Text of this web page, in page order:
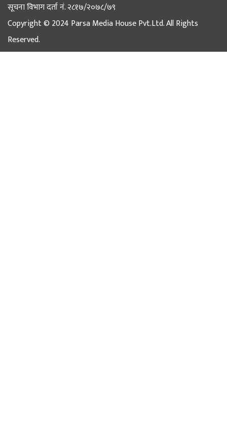
सूचना विभाग दर्ता नं. २८१७/२०७८/७९
Copyright © 2024 Parsa Media House Pvt.Ltd. All Rights
Reserved.